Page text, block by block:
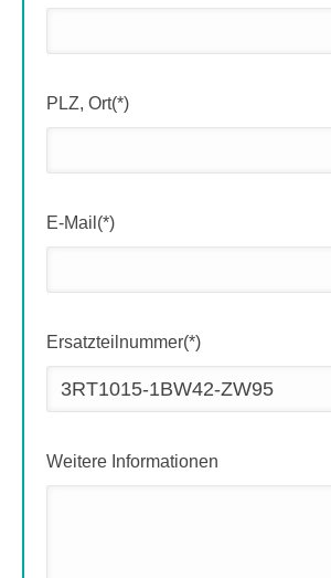
PLZ, Ort(*)
E-Mail(*)
Ersatzteilnummer(*)
Weitere Informationen